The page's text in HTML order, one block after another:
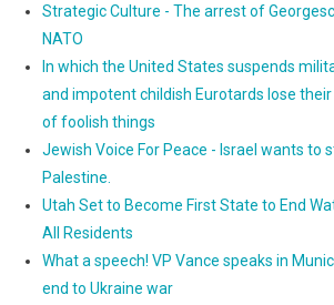
Strategic Culture - The arrest of
NATO
In which the United States suspends
and impotent childish Eurotards lose
of foolish things
Jewish Voice For Peace - Israel wants to
Palestine.
Utah Set to Become First State to End
All Residents
What a speech! VP Vance speaks in
end to Ukraine war